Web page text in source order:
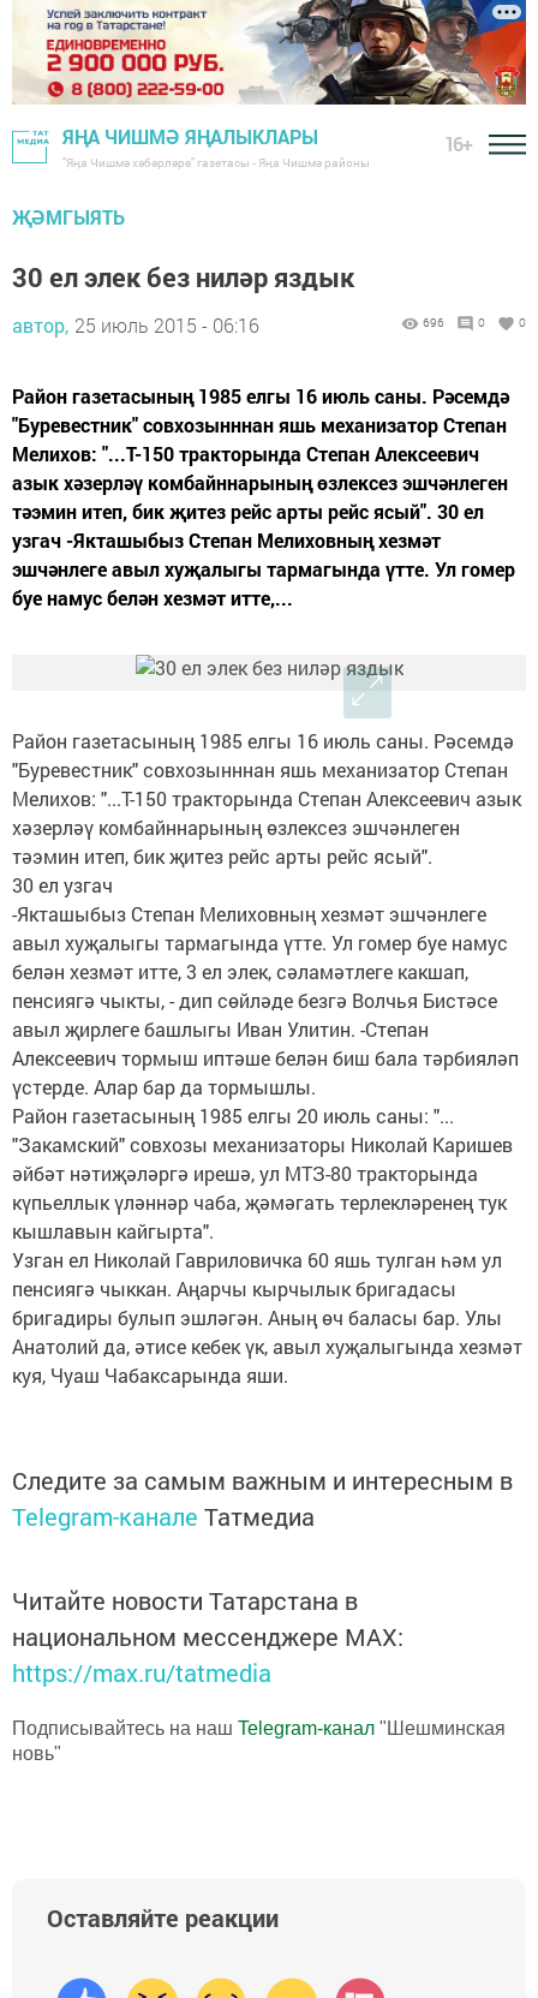
ЯҢА ЧИШМӘ ЯҢАЛЫКЛАРЫ
"Яңа Чишмә хәбәрләре" газетасы - Яңа Чишмә районы
16+
ҖӘМГЫЯТЬ
30 ел элек без ниләр яздык
автор, 25 июль 2015 - 06:16 696 0 0
Район газетасының 1985 елгы 16 июль саны. Рәсемдә
"Буревестник" совхозынннан яшь механизатор Степан
Мелихов: "...Т-150 тракторында Степан Алексеевич
азык хәзерләү комбайннарының өзлексез эшчәнлеген
тәэмин итеп, бик җитез рейс арты рейс ясый". 30 ел
узгач -Якташыбыз Степан Мелиховның хезмәт
эшчәнлеге авыл хуҗалыгы тармагында үтте. Ул гомер
буе намус белән хезмәт итте,...
Район газетасының 1985 елгы 16 июль саны. Рәсемдә
"Буревестник" совхозынннан яшь механизатор Степан
Мелихов: "...Т-150 тракторында Степан Алексеевич азык
хәзерләү комбайннарының өзлексез эшчәнлеген
тәэмин итеп, бик җитез рейс арты рейс ясый".
30 ел узгач
-Якташыбыз Степан Мелиховның хезмәт эшчәнлеге
авыл хуҗалыгы тармагында үтте. Ул гомер буе намус
белән хезмәт итте, 3 ел элек, сәламәтлеге какшап,
пенсиягә чыкты, - дип сөйләде безгә Волчья Бистәсе
авыл җирлеге башлыгы Иван Улитин. -Степан
Алексеевич тормыш иптәше белән биш бала тәрбияләп
үстерде. Алар бар да тормышлы.
Район газетасының 1985 елгы 20 июль саны: "...
"Закамский" совхозы механизаторы Николай Каришев
әйбәт нәтиҗәләргә ирешә, ул МТЗ-80 тракторында
күпьеллык үләннәр чаба, җәмәгать терлекләренең тук
кышлавын кайгырта".
Узган ел Николай Гавриловичка 60 яшь тулган һәм ул
пенсиягә чыккан. Аңарчы кырчылык бригадасы
бригадиры булып эшләгән. Аның өч баласы бар. Улы
Анатолий да, әтисе кебек үк, авыл хуҗалыгында хезмәт
куя, Чуаш Чабаксарында яши.
Следите за самым важным и интересным в
Telegram-канале Татмедиа
Читайте новости Татарстана в
национальном мессенджере MАХ:
https://max.ru/tatmedia
Подписывайтесь на наш Telegram-канал "Шешминская
новь"
Оставляйте реакции